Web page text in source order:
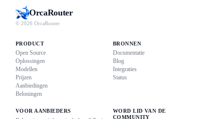
OrcaRouter
© 2026 OrcaRouter
PRODUCT
Open Source
Oplossingen
Modellen
Prijzen
Aanbiedingen
Beloningen
BRONNEN
Documentatie
Blog
Integraties
Status
VOOR AANBIEDERS
WORD LID VAN DE
COMMUNITY